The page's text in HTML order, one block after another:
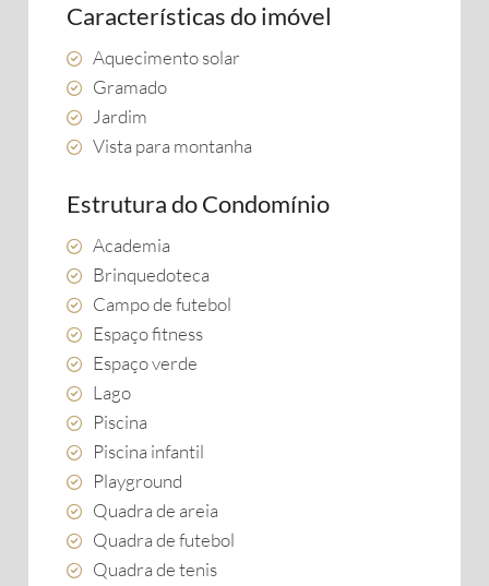
Características do imóvel
Aquecimento solar
Gramado
Jardim
Vista para montanha
Estrutura do Condomínio
Academia
Brinquedoteca
Campo de futebol
Espaço fitness
Espaço verde
Lago
Piscina
Piscina infantil
Playground
Quadra de areia
Quadra de futebol
Quadra de tenis